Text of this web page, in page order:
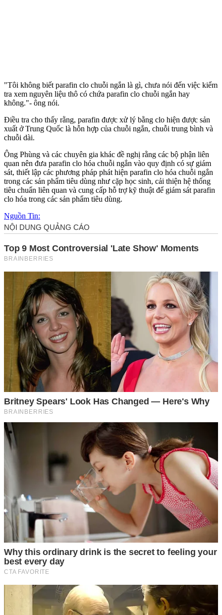
"Tôi không biết parafin clo chuỗi ngắn là gì, chưa nói đến việc kiểm
tra xem nguyên liệu thô có chứa parafin clo chuỗi ngắn hay
không."- ông nói.
Điều tra cho thấy rằng, parafin được xử lý bằng clo hiện được sản
xuất ở Trung Quốc là hỗn hợp của chuỗi ngắn, chuỗi trung bình và
chuỗi dài.
Ông Phùng và các chuyên gia khác đề nghị rằng các bộ phận liên
quan nên đưa parafin clo hóa chuỗi ngắn vào quy định có sự giám
sát, thiết lập các phương pháp phát hiện parafin clo hóa chuỗi ngắn
trong các sản phẩm tiêu dùng như cặp học sinh, cải thiện hệ thống
tiêu chuẩn liên quan và cung cấp hỗ trợ kỹ thuật để giám sát parafin
clo hóa trong các sản phẩm tiêu dùng.
Nguồn Tin: